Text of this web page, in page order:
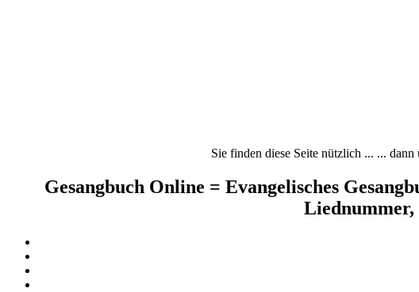
Sie finden diese Seite nützlich ... ...
Gesangbuch Online = Evangelisches